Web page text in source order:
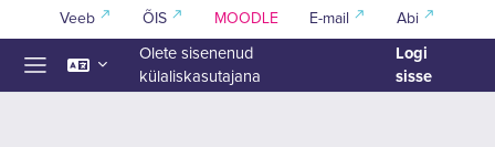
Jäta vahele peasisuni
Veeb ÕIS MOODLE E-mail Abi
Olete sisenenud
külaliskasutajana
Logi
sisse